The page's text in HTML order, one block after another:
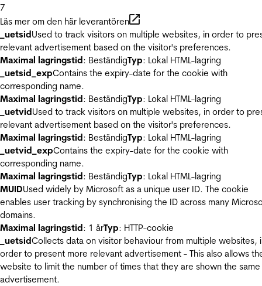
7
Läs mer om den här leverantören
_uetsidUsed to track visitors on multiple websites, in order to
relevant advertisement based on the visitor's preferences.
Maximal lagringstid: BeständigTyp: Lokal HTML-lagring
_uetsid_expContains the expiry-date for the cookie with
corresponding name.
Maximal lagringstid: BeständigTyp: Lokal HTML-lagring
_uetvidUsed to track visitors on multiple websites, in order to
relevant advertisement based on the visitor's preferences.
Maximal lagringstid: BeständigTyp: Lokal HTML-lagring
_uetvid_expContains the expiry-date for the cookie with
corresponding name.
Maximal lagringstid: BeständigTyp: Lokal HTML-lagring
MUIDUsed widely by Microsoft as a unique user ID. The cookie
enables user tracking by synchronising the ID across many
domains.
Maximal lagringstid: 1 årTyp: HTTP-cookie
_uetsidCollects data on visitor behaviour from multiple websites,
order to present more relevant advertisement - This also allows
website to limit the number of times that they are shown the same
advertisement.